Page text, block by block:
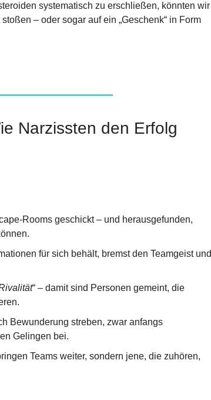
systematisch zu erschließen, könnten wir
– oder sogar auf ein „Geschenk“ in Form
Narzissten den Erfolg
Rooms geschickt – und herausgefunden,
für sich behält, bremst den Teamgeist und
“ – damit sind Personen gemeint, die
Bewunderung streben, zwar anfangs
Gelingen bei.
Teams weiter, sondern jene, die zuhören,